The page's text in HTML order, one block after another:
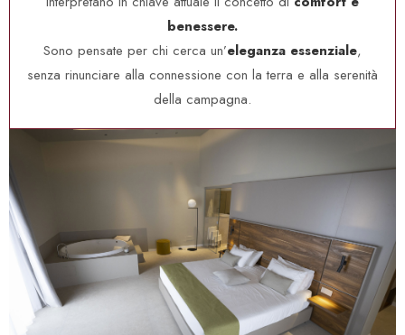
benessere.
Sono pensate per chi cerca un’eleganza essenziale,
senza rinunciare alla connessione con la terra e alla serenità
della campagna.